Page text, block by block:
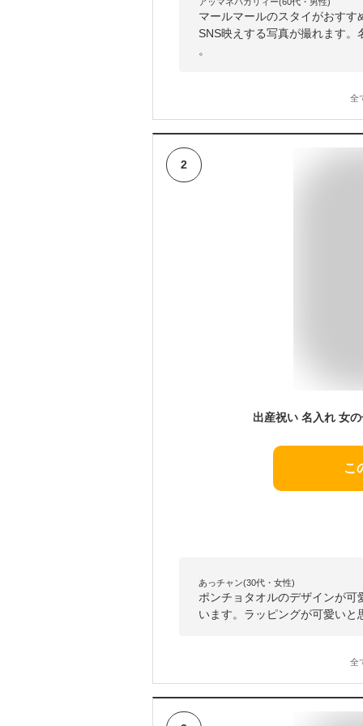
マールマールのスタイがおす
SNS映えする写真が撮れます
。
全
2
こ
あっチャン(30代・女性)
ポンチョタオルのデザインが
います。ラッピングが可愛いと
全